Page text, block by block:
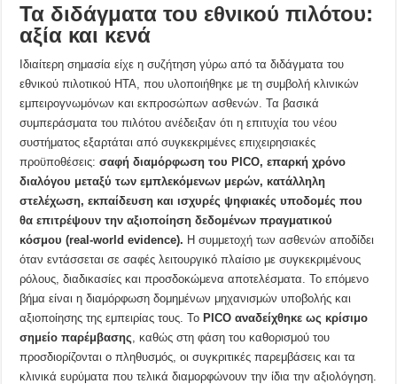
Τα διδάγματα του εθνικού πιλότου:
αξία και κενά
Ιδιαίτερη σημασία είχε η συζήτηση γύρω από τα διδάγματα του
εθνικού πιλοτικού HTA, που υλοποιήθηκε με τη συμβολή κλινικών
εμπειρογνωμόνων και εκπροσώπων ασθενών. Τα βασικά
συμπεράσματα του πιλότου ανέδειξαν ότι η επιτυχία του νέου
συστήματος εξαρτάται από συγκεκριμένες επιχειρησιακές
προϋποθέσεις:σαφή διαμόρφωση του PICO, επαρκή χρόνο
διαλόγου μεταξύ των εμπλεκόμενων μερών, κατάλληλη
στελέχωση, εκπαίδευση και ισχυρές ψηφιακές υποδομές που
θα επιτρέψουν την αξιοποίηση δεδομένων πραγματικού
κόσμου (real-world evidence). Η συμμετοχή των ασθενών αποδίδει
όταν εντάσσεται σε σαφές λειτουργικό πλαίσιο με συγκεκριμένους
ρόλους, διαδικασίες και προσδοκώμενα αποτελέσματα. Το επόμενο
βήμα είναι η διαμόρφωση δομημένων μηχανισμών υποβολής και
αξιοποίησης της εμπειρίας τους. ΤοPICO αναδείχθηκε ως κρίσιμο
σημείο παρέμβασης , καθώς στη φάση του καθορισμού του
προσδιορίζονται ο πληθυσμός, οι συγκριτικές παρεμβάσεις και τα
κλινικά ευρύματα που τελικά διαμορφώνουν την ίδια την αξιολόγηση.